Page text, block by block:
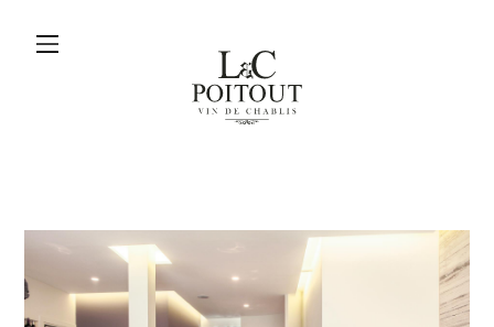
menu
Poitout